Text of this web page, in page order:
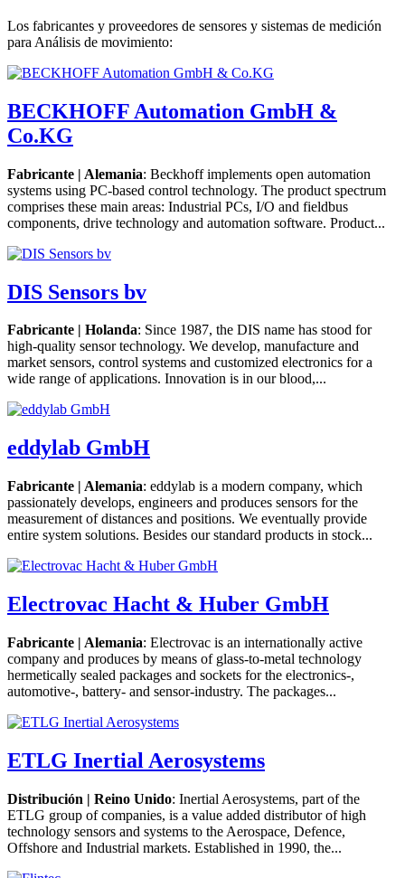
Los fabricantes y proveedores de sensores y sistemas de medición
para Análisis de movimiento:
BECKHOFF Automation GmbH &
Co.KG
Fabricante | Alemania: Beckhoff implements open automation
systems using PC-based control technology. The product spectrum
comprises these main areas: Industrial PCs, I/O and fieldbus
components, drive technology and automation software. Product...
DIS Sensors bv
Fabricante | Holanda: Since 1987, the DIS name has stood for
high-quality sensor technology. We develop, manufacture and
market sensors, control systems and customized electronics for a
wide range of applications. Innovation is in our blood,...
eddylab GmbH
Fabricante | Alemania: eddylab is a modern company, which
passionately develops, engineers and produces sensors for the
measurement of distances and positions. We eventually provide
entire system solutions. Besides our standard products in stock...
Electrovac Hacht & Huber GmbH
Fabricante | Alemania: Electrovac is an internationally active
company and produces by means of glass-to-metal technology
hermetically sealed packages and sockets for the electronics-,
automotive-, battery- and sensor-industry. The packages...
ETLG Inertial Aerosystems
Distribución | Reino Unido: Inertial Aerosystems, part of the
ETLG group of companies, is a value added distributor of high
technology sensors and systems to the Aerospace, Defence,
Offshore and Industrial markets. Established in 1990, the...